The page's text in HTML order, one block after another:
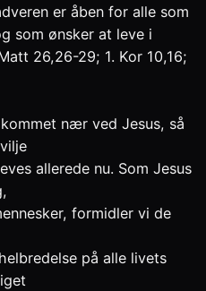
er åben for alle som
som ønsker at leve i
26,26-29; 1. Kor 10,16;
nær ved Jesus, så
allerede nu. Som Jesus
formidler vi de
på alle livets